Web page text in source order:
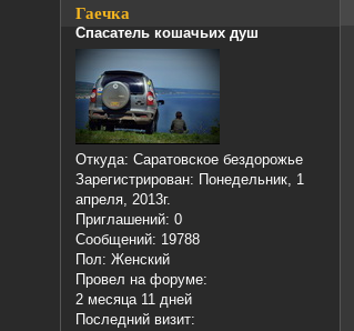
Гаечка
Спасатель кошачьих душ
Откуда: Саратовское бездорожье
Зарегистрирован: Понедельник, 1
апреля, 2013г.
Приглашений: 0
Сообщений: 19788
Пол: Женский
Провел на форуме:
2 месяца 11 дней
Последний визит: